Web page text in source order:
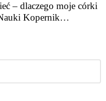
– dlaczego moje córki
Kopernik…